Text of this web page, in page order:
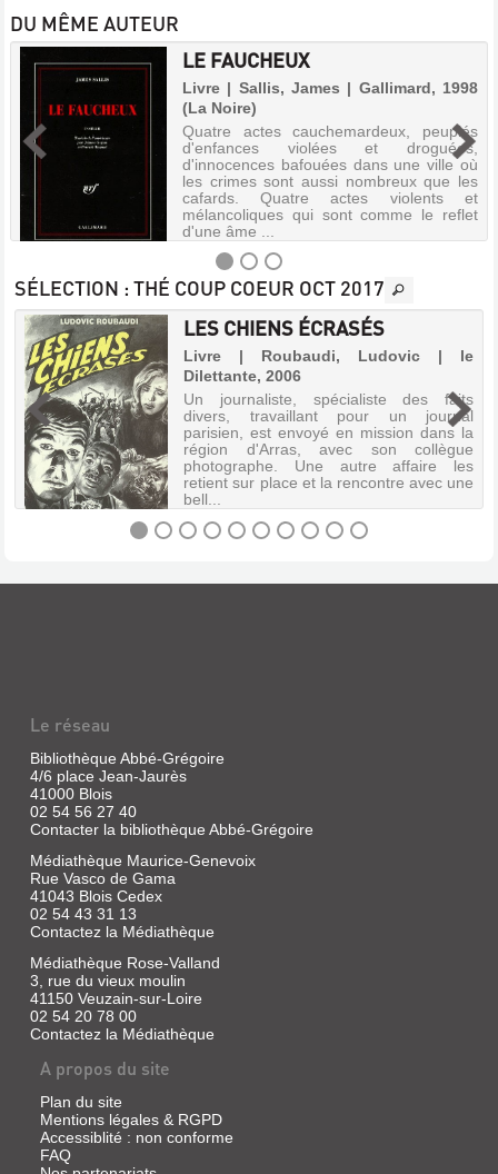
DU MÊME AUTEUR
LE FAUCHEUX
Livre | Sallis, James | Gallimard, 1998
(La Noire)
Quatre actes cauchemardeux, peuplés
d'enfances violées et droguées,
d'innocences bafouées dans une ville où
les crimes sont aussi nombreux que les
cafards. Quatre actes violents et
mélancoliques qui sont comme le reflet
d'une âme ...
LE
FAUCHEUX
Livre
|
Sallis,
James
|
Gallimard,
1998
bafouées
une
ville
où
les
crimes
sont
aussi
nombreux
que
les
cafards.
Quatre
actes
violents
et
mélancoliques
qui
sont
d'une
âme
SÉLECTION : THÉ COUP COEUR OCT 2017
LES CHIENS ÉCRASÉS
Livre | Roubaudi, Ludovic | le
Dilettante, 2006
Un journaliste, spécialiste des faits
divers, travaillant pour un journal
parisien, est envoyé en mission dans la
région d'Arras, avec son collègue
photographe. Une autre affaire les
retient sur place et la rencontre avec une
bell...
|
le
Dilettante,
2006
Un
journaliste,
des
faits
divers,
travaillant
pour
journal
parisien,
est
envoyé
en
dans
la
région
d'Arras,
avec
son
collègue
Le réseau
Bibliothèque Abbé-Grégoire
4/6 place Jean-Jaurès
41000 Blois
02 54 56 27 40
Contacter la bibliothèque Abbé-Grégoire
Médiathèque Maurice-Genevoix
Rue Vasco de Gama
41043 Blois Cedex
02 54 43 31 13
Contactez la Médiathèque
Médiathèque Rose-Valland
3, rue du vieux moulin
41150 Veuzain-sur-Loire
02 54 20 78 00
Contactez la Médiathèque
A propos du site
Plan du site
Mentions légales & RGPD
Accessiblité : non conforme
FAQ